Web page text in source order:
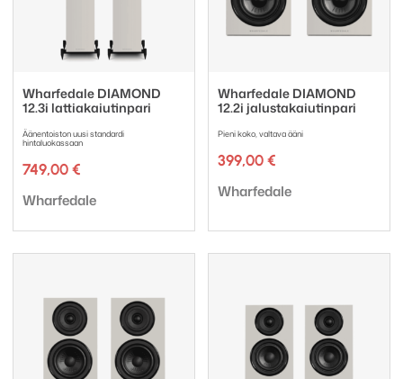
Wharfedale DIAMOND
12.3i lattiakaiutinpari
Äänentoiston uusi standardi
hintaluokassaan
749,00 €
Tuotemerkki:
Wharfedale
Wharfedale DIAMOND
12.2i jalustakaiutinpari
Pieni koko, valtava ääni
399,00 €
Tuotemerkki:
Wharfedale